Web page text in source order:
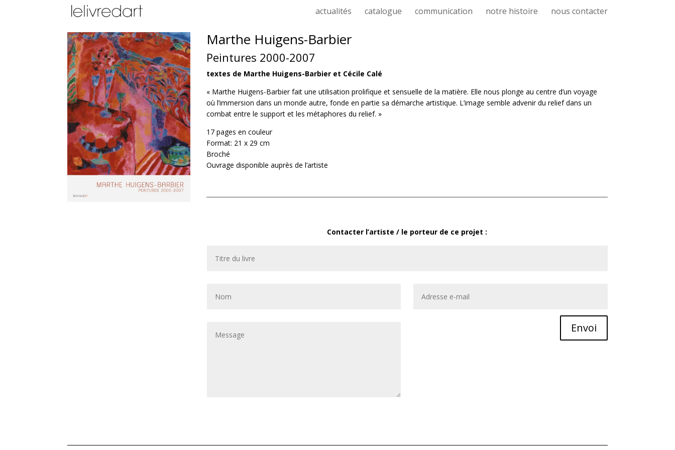
actualités catalogue communication notre histoire nous contacter
Marthe Huigens-Barbier
Peintures 2000-2007
textes de Marthe Huigens-Barbier et Cécile Calé
« Marthe Huigens-Barbier fait une utilisation prolifique et sensuelle de la matière. Elle nous plonge au centre d’un voyage
où l’immersion dans un monde autre, fonde en partie sa démarche artistique. L’image semble advenir du relief dans un
combat entre le support et les métaphores du relief. »
17 pages en couleur
Format: 21 x 29 cm
Broché
Ouvrage disponible auprès de l’artiste
Contacter l’artiste / le porteur de ce projet :
Envoi